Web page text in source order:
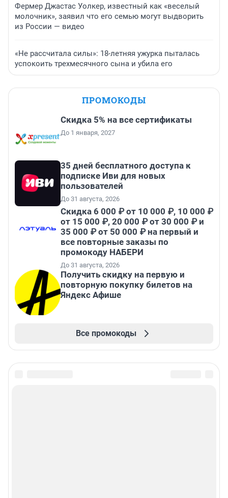
Фермер Джастас Уолкер, известный как «веселый
молочник», заявил что его семью могут выдворить
из России — видео
«Не рассчитала силы»: 18-летняя ужурка пыталась
успокоить трехмесячного сына и убила его
ПРОМОКОДЫ
Скидка 5% на все сертификаты
До 1 января, 2027
35 дней бесплатного доступа к
подписке Иви для новых
пользователей
До 31 августа, 2026
Скидка 6 000 ₽ от 10 000 ₽, 10 000 ₽
от 15 000 ₽, 20 000 ₽ от 30 000 ₽ и
35 000 ₽ от 50 000 ₽ на первый и
все повторные заказы по
промокоду НАБЕРИ
До 31 августа, 2026
Получить скидку на первую и
повторную покупку билетов на
Яндекс Афише
Все промокоды